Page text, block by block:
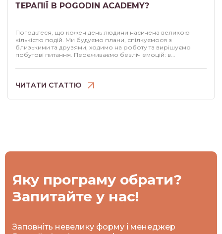
ТЕРАПІЇ В POGODIN ACADEMY?
Погодьтеся, що кожен день людини насичена великою
кількістю подій. Ми будуємо плани, спілкуємося з
близькими та друзями, ходимо на роботу та вирішуємо
побутові питання. Переживаємо безліч емоцій: в...
ЧИТАТИ СТАТТЮ
Яку програму обрати?
Запитайте у нас!
Заповніть невелику форму і менеджер